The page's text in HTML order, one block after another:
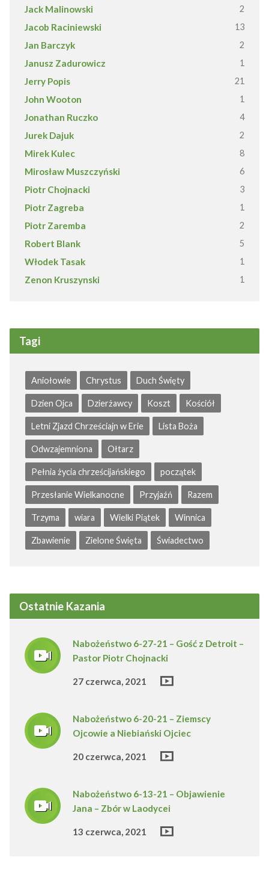
Jack Malinowski 2
Jacob Raciniewski 13
Jan Barczyk 2
Janusz Zadurowicz 1
Jerry Popis 21
John Wooton 1
Jonathan Ruczko 4
Jurek Dajuk 2
Mirek Kulec 8
Mirosław Muszczyński 6
Piotr Chojnacki 3
Piotr Zagreba 1
Piotr Zaremba 2
Robert Blank 5
Włodek Tasak 1
Zenon Kruszynski 1
Tagi
Aniołowie Chrystus Duch Święty
Dzien Ojca Dzierżawcy Koszt Kościół
Letni Zjazd Chrześciajn w Erie Lista Boża
Odwzajemniona Ołtarz
Pełnia życia chrześcijańskiego początek
Przesłanie Wielkanocne Przyjaźń Razem
Trzyma wiara Wielki Piątek Winnica
Zbawienie Zielone Święta Świadectwo
Ostatnie Kazania
Nabożeństwo 6-27-21 – Gość z Detroit –
Pastor Piotr Chojnacki
27 czerwca, 2021
Nabożeństwo 6-20-21 – Ziemscy
Ojcowie a Niebiański Ojciec
20 czerwca, 2021
Nabożeństwo 6-13-21 – Objawienie
Jana – Zbór w Laodycei
13 czerwca, 2021